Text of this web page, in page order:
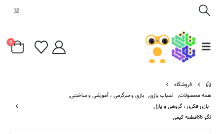
0
فروشگاه
همه محصولات, اسباب بازی, بازی و سرگرمی ، آموزشی و ساختنی,
بازی فکری ، گروهی و پازل
لگو 86قطعه کیفی